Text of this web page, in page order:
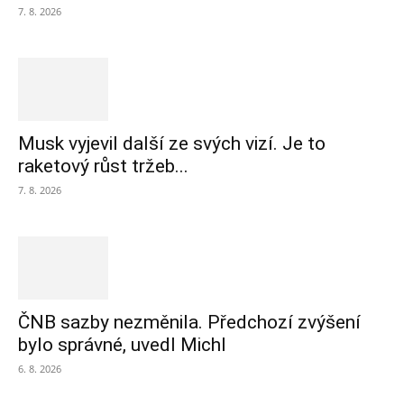
7. 8. 2026
Musk vyjevil další ze svých vizí. Je to
raketový růst tržeb...
7. 8. 2026
ČNB sazby nezměnila. Předchozí zvýšení
bylo správné, uvedl Michl
6. 8. 2026